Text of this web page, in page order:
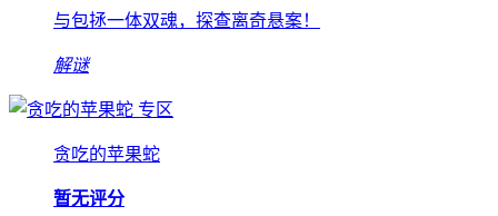
与包拯一体双魂，探查离奇悬案！
解谜
专区
贪吃的苹果蛇
暂无评分